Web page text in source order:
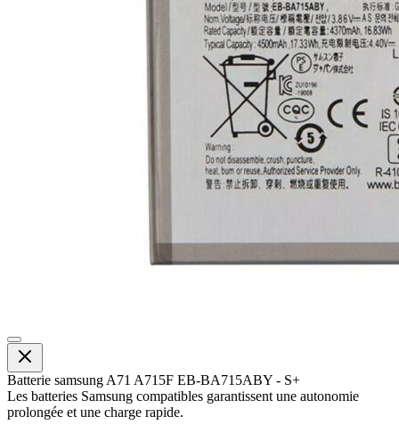
Batterie samsung A71 A715F EB-BA715ABY - S+
Les batteries Samsung compatibles garantissent une autonomie
prolongée et une charge rapide.